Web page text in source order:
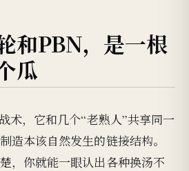
和PBN，是一根
瓜
术，它和几个“老熟人”共享同一
本该自然发生的链接结构。
，你就能一眼认出各种换汤不